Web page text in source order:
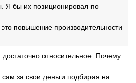
Я бы их позиционировал по
повышение производительности
относительное. Почему
за свои деньги подбирая на